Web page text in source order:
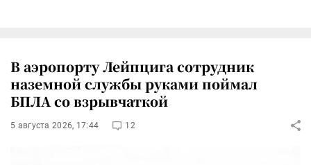
В аэропорту Лейпцига сотрудник
наземной службы руками поймал
БПЛА со взрывчаткой
5 августа 2026, 17:44 12